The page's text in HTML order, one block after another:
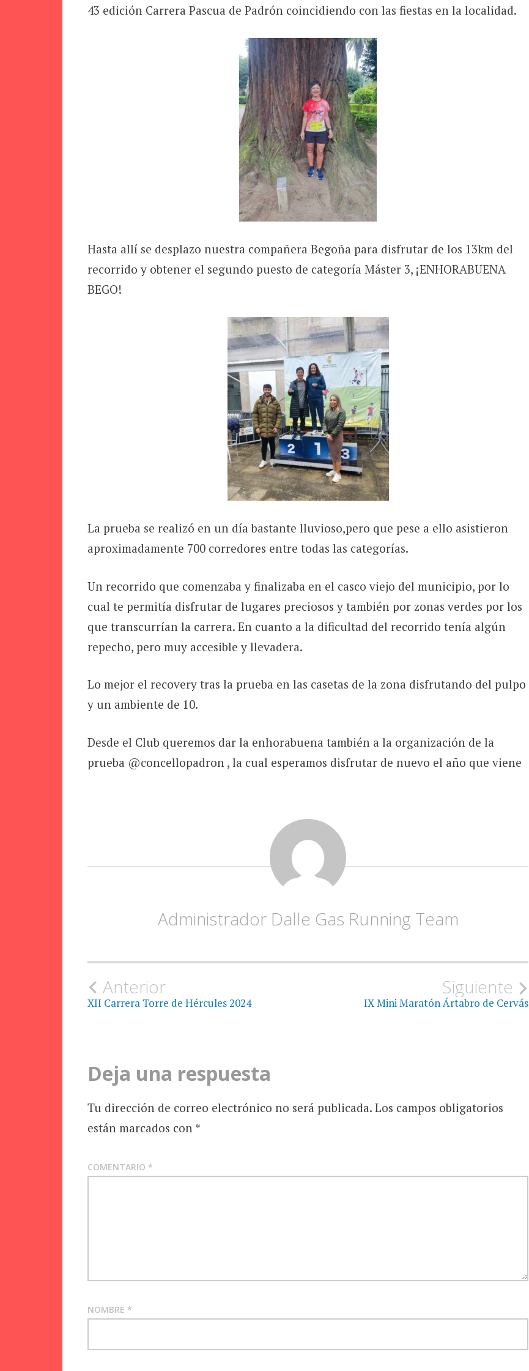
43 edición Carrera Pascua de Padrón coincidiendo con las fiestas en la localidad.
Hasta allí se desplazo nuestra compañera Begoña para disfrutar de los 13km del
recorrido y obtener el segundo puesto de categoría Máster 3, ¡ENHORABUENA
BEGO!
La prueba se realizó en un día bastante lluvioso,pero que pese a ello asistieron
aproximadamente 700 corredores entre todas las categorías.
Un recorrido que comenzaba y finalizaba en el casco viejo del municipio, por lo
cual te permitía disfrutar de lugares preciosos y también por zonas verdes por los
que transcurrían la carrera. En cuanto a la dificultad del recorrido tenía algún
repecho, pero muy accesible y llevadera.
Lo mejor el recovery tras la prueba en las casetas de la zona disfrutando del pulpo
y un ambiente de 10.
Desde el Club queremos dar la enhorabuena también a la organización de la
prueba @concellopadron , la cual esperamos disfrutar de nuevo el año que viene
Administrador Dalle Gas Running Team
Navegación
entrada
Anterior
XII Carrera Torre de Hércules 2024
Siguiente
IX Mini Maratón Ártabro de Cervás
Deja una respuesta
Tu dirección de correo electrónico no será publicada. Los campos obligatorios
están marcados con *
COMENTARIO *
NOMBRE *